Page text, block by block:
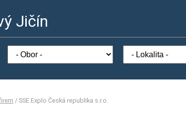
Jičín
/ SSE Explo Česká republika s.r.o.